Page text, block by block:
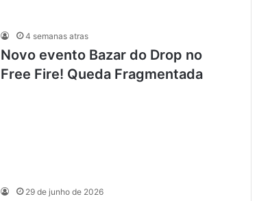
4 semanas atras
Novo evento Bazar do Drop no
Free Fire! Queda Fragmentada
29 de junho de 2026